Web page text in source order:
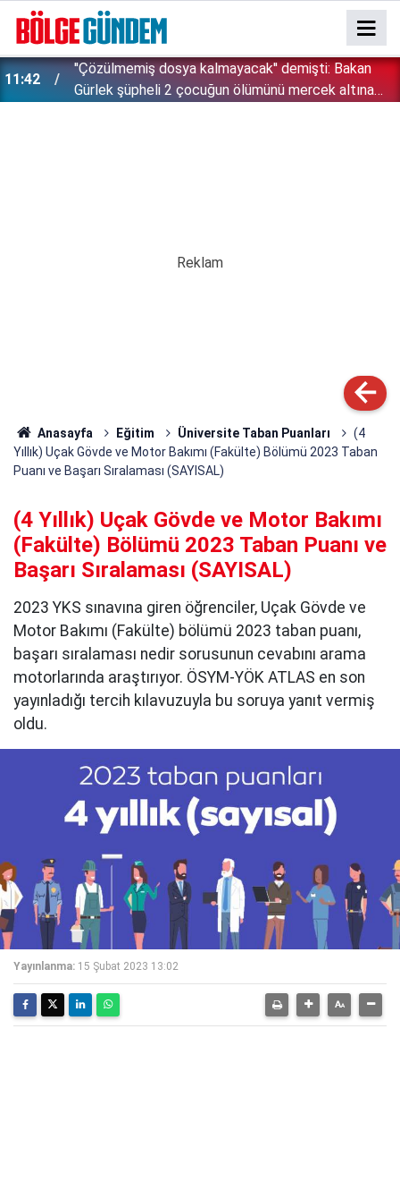
11:42
''Çözülmemiş dosya kalmayacak'' demişti: Bakan
Gürlek şüpheli 2 çocuğun ölümünü mercek altına
Anasayfa Eğitim Üniversite Taban Puanları
(4
Yıllık) Uçak Gövde ve Motor Bakımı (Fakülte) Bölümü 2023 Taban
Puanı ve Başarı Sıralaması (SAYISAL)
(4 Yıllık) Uçak Gövde ve Motor Bakımı
(Fakülte) Bölümü 2023 Taban Puanı ve
Başarı Sıralaması (SAYISAL)
2023 YKS sınavına giren öğrenciler, Uçak Gövde ve
Motor Bakımı (Fakülte) bölümü 2023 taban puanı,
başarı sıralaması nedir sorusunun cevabını arama
motorlarında araştırıyor. ÖSYM-YÖK ATLAS en son
yayınladığı tercih kılavuzuyla bu soruya yanıt vermiş
oldu.
Yayınlanma: 15 Şubat 2023 13:02